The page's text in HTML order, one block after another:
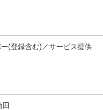
(登録含む)／サービス提供